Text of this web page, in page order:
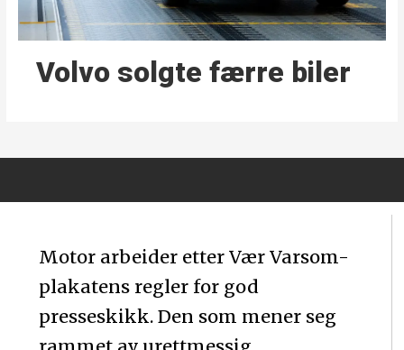
Volvo solgte færre biler
Motor arbeider etter Vær Varsom-
plakatens regler for god
presseskikk. Den som mener seg